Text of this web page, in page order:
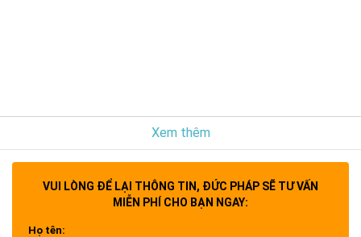
Xem thêm
VUI LÒNG ĐỂ LẠI THÔNG TIN, ĐỨC PHÁP SẼ TƯ VẤN
MIỄN PHÍ CHO BẠN NGAY:
Họ tên: